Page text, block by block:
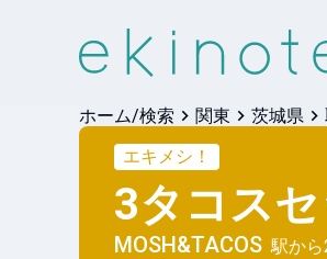
ホーム/検索 関東 茨城県
エキメシ！
3タコスセ
MOSH&TACOS 駅から